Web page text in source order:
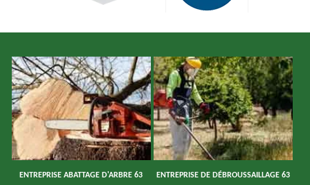
ENTREPRISE ABATTAGE D'ARBRE 63 ENTREPRISE DE DÉBROUSSAILLAGE 63